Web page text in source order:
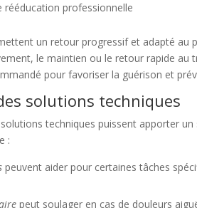
rééducation professionnelle
un retour progressif et adapté au
le maintien ou le retour rapide
pour favoriser la guérison et
solutions techniques
techniques puissent apporter
:
peuvent aider pour certaines tâches
peut soulager en cas de douleurs